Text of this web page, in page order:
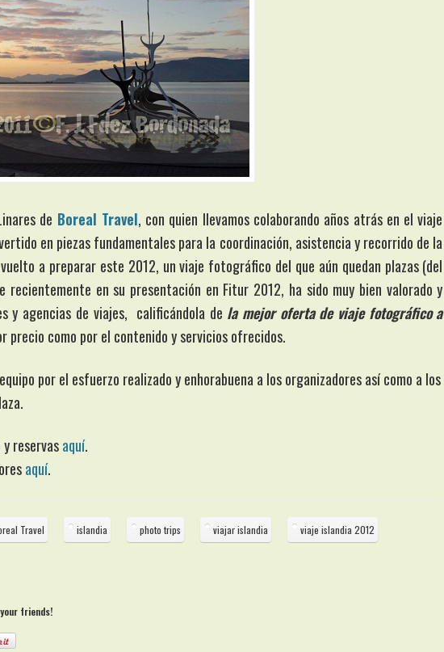
de Boreal Travel, con quien llevamos colaborando años atrás en el viaje
en piezas fundamentales para la coordinación, asistencia y recorrido de la
a preparar este 2012, un viaje fotográfico del que aún quedan plazas (del
en su presentación en Fitur 2012, ha sido muy bien valorado y
y agencias de viajes, calificándola de la mejor oferta de viaje fotográfico a
precio como por el contenido y servicios ofrecidos.
por el esfuerzo realizado y enhorabuena a los organizadores así como a los
reservasaquí.
aquí.
Travel islandia photo trips viajar islandia viaje islandia 2012
friends!